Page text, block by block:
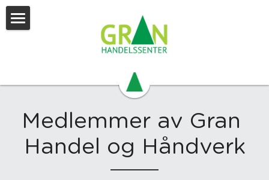
Hva skjer på Hadeland
Hadelandskort
Medlemmer av Gran
Handel og Håndverk